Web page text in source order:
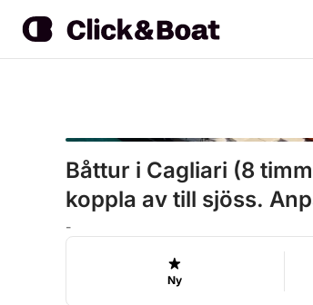
Båttur i Cagliari (8
koppla av till sjöss.
-
Ny